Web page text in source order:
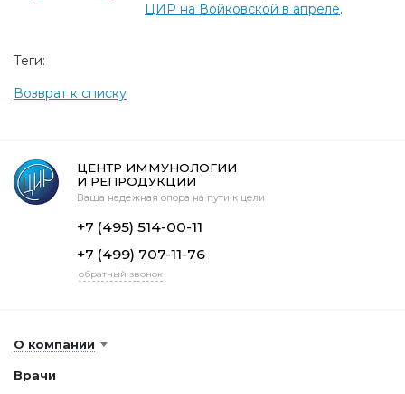
ЦИР на Войковской в апреле.
Теги:
Возврат к списку
ЦЕНТР ИММУНОЛОГИИ
И РЕПРОДУКЦИИ
Ваша надежная опора на пути к цели
+7 (495) 514-00-11
+7 (499) 707-11-76
обратный звонок
О компании
Врачи